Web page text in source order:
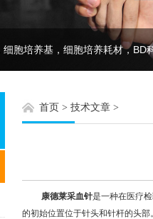
胞培养基，细胞培养耗材，BD
首页 > 技术文章 >
康德莱采血针是一种在医疗
的初始位置位于针头和针杆的头